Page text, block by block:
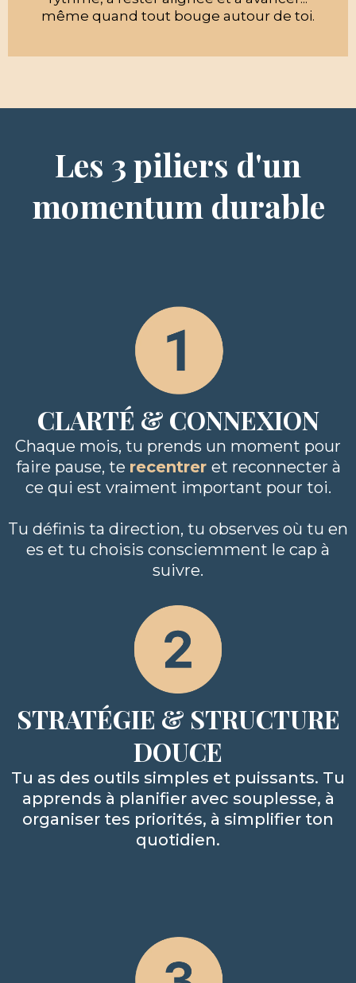
même quand tout bouge autour de toi.
Les 3 piliers d'un
momentum durable
CLARTÉ & CONNEXION
Chaque mois, tu prends un moment pour
faire pause, te recentrer et reconnecter à
ce qui est vraiment important pour toi.
Tu définis ta direction, tu observes où tu en
es et tu choisis consciemment le cap à
suivre.
STRATÉGIE & STRUCTURE
DOUCE
Tu as des outils simples et puissants. Tu
apprends à planifier avec souplesse, à
organiser tes priorités, à simplifier ton
quotidien.